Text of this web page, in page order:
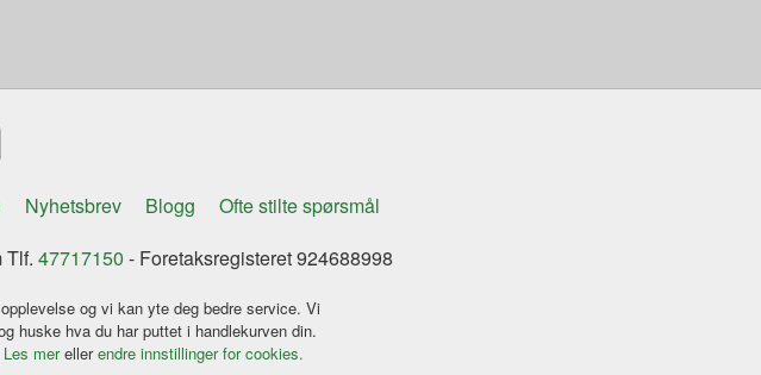
Nyhetsbrev Blogg
Ofte stilte spørsmål
Tlf. 47717150 - Foretaksregisteret 924688998
og vi kan yte deg bedre service. Vi
huske hva du har puttet i handlekurven din.
Les merellerendre innstillinger for cookies.